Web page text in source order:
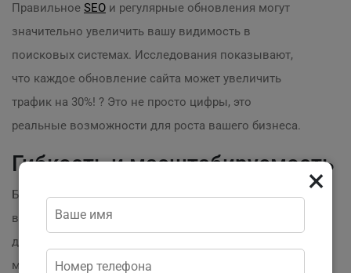
Правильное SEO и регулярные обновления могут
значительно увеличить вашу видимость в
поисковых системах. Исследования показывают,
что каждое обновление сайта может увеличить
трафик на 30%! ? Это не просто цифры, это
реальные возможности для роста вашего бизнеса.
Гибкость и масштабируемость
Благодаря созданному сайту вы получите гибкость
в управлении бизнесом. Вы сможете легко
добавлять новые функции, продукты и услуги по
мере роста вашего бизнеса. Например,
×